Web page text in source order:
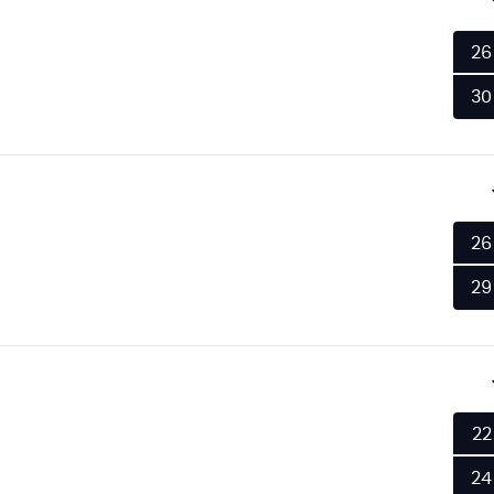
26
30
26
29
22
24